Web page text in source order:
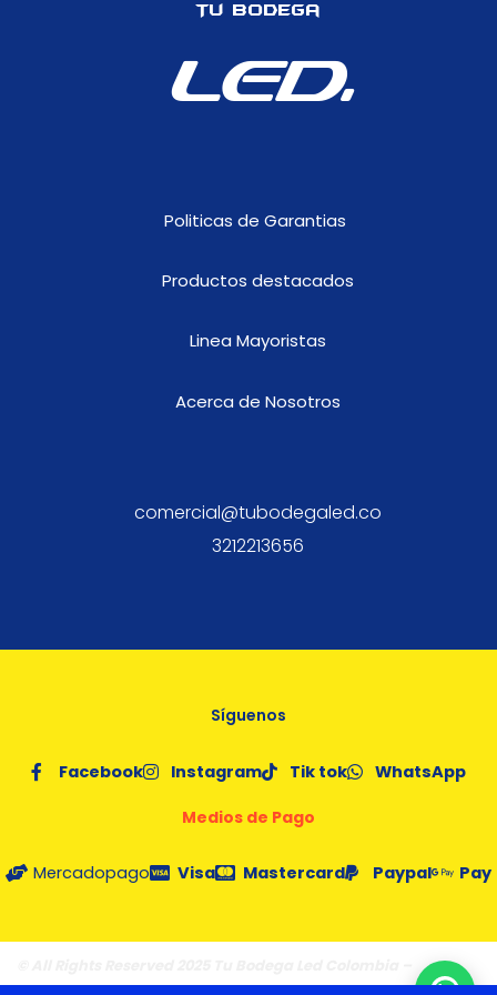
Tu Bodega
LED.
Politicas de Garantias
Productos destacados
Linea Mayoristas
Acerca de Nosotros
comercial@tubodegaled.co
3212213656
Síguenos
Facebook Instagram Tik tok WhatsApp
Medios de Pago
Mercadopago Visa Mastercard Paypal Pay
Fórmula